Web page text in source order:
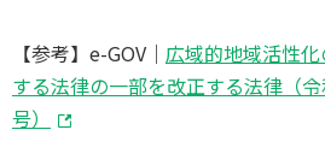
【参考】e-GOV｜ 広域的地域活性
する法律の一部を改正する法律（
号）